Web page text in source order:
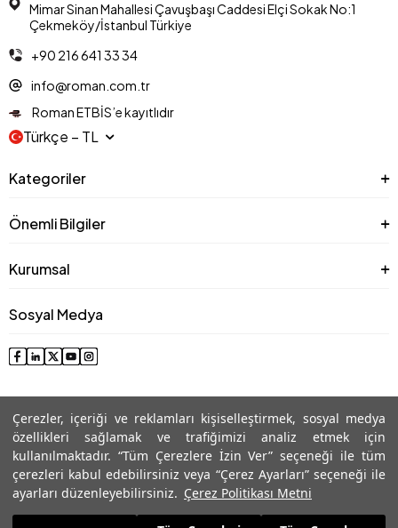
Çerezler, içeriği ve reklamları kişiselleştirmek, sosyal medya
özellikleri sağlamak ve trafiğimizi analiz etmek için
kullanılmaktadır. “Tüm Çerezlere İzin Ver” seçeneği ile tüm
çerezleri kabul edebilirsiniz veya “Çerez Ayarları” seçeneği ile
ayarları düzenleyebilirsiniz. Çerez Politikası Metni
Mimar Sinan Mahallesi Çavuşbaşı Caddesi Elçi Sokak No:1
Çekmeköy/İstanbul Türkiye
+90 216 641 33 34
info@roman.com.tr
Roman ETBİS’e kayıtlıdır
Türkçe − TL
Kategoriler
Önemli Bilgiler
Kurumsal
Sosyal Medya
© 2025 Roman® Tüm Hakları Saklıdır, İzinsiz kullanılamaz